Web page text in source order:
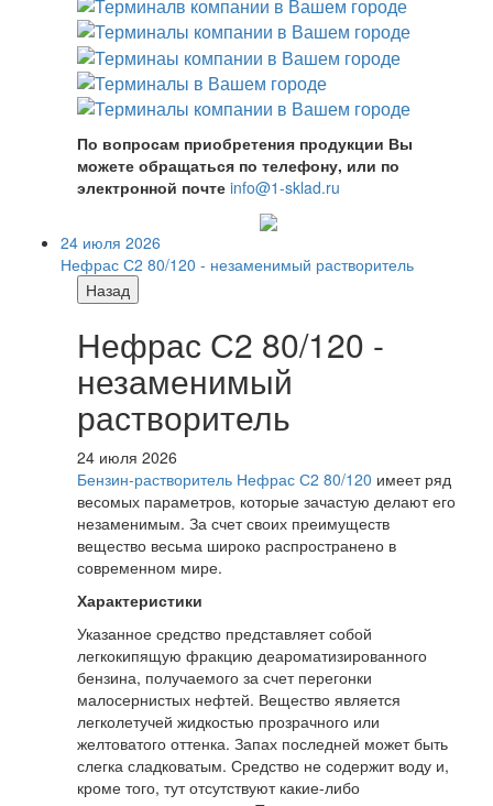
По вопросам приобретения продукции Вы
можете обращаться по телефону, или по
электронной почте info@1-sklad.ru
24 июля 2026
Нефрас С2 80/120 - незаменимый растворитель
Назад
Нефрас С2 80/120 -
незаменимый
растворитель
24 июля 2026
Бензин-растворитель Нефрас С2 80/120 имеет ряд
весомых параметров, которые зачастую делают его
незаменимым. За счет своих преимуществ
вещество весьма широко распространено в
современном мире.
Характеристики
Указанное средство представляет собой
легкокипящую фракцию деароматизированного
бензина, получаемого за счет перегонки
малосернистых нефтей. Вещество является
легколетучей жидкостью прозрачного или
желтоватого оттенка. Запах последней может быть
слегка сладковатым. Средство не содержит воду и,
кроме того, тут отсутствуют какие-либо